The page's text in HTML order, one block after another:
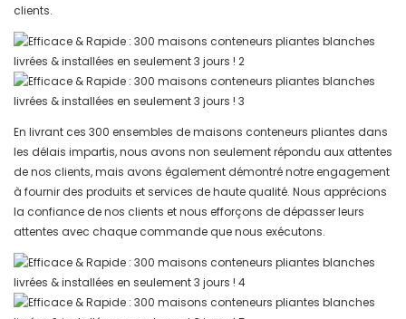
clients.
En livrant ces 300 ensembles de maisons conteneurs pliantes dans
les délais impartis, nous avons non seulement répondu aux attentes
de nos clients, mais avons également démontré notre engagement
à fournir des produits et services de haute qualité. Nous apprécions
la confiance de nos clients et nous efforçons de dépasser leurs
attentes avec chaque commande que nous exécutons.